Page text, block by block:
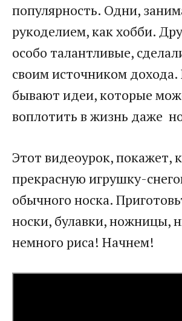
популярность. Одни,
рукоделием, как хобби.
особо талантливые,
своим источником дохода.
бывают идеи, которые
воплотить в жизнь даже
Этот видеоурок, покажет,
прекрасную игрушку-
обычного носка.
носки, булавки, ножницы,
немного риса! Начнем!